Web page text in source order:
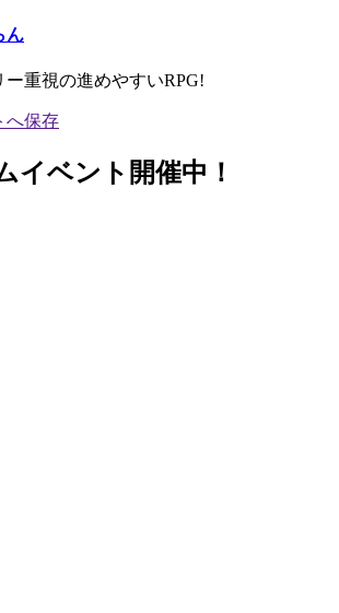
ん
ー重視の進めやすいRPG!
イベント開催中！